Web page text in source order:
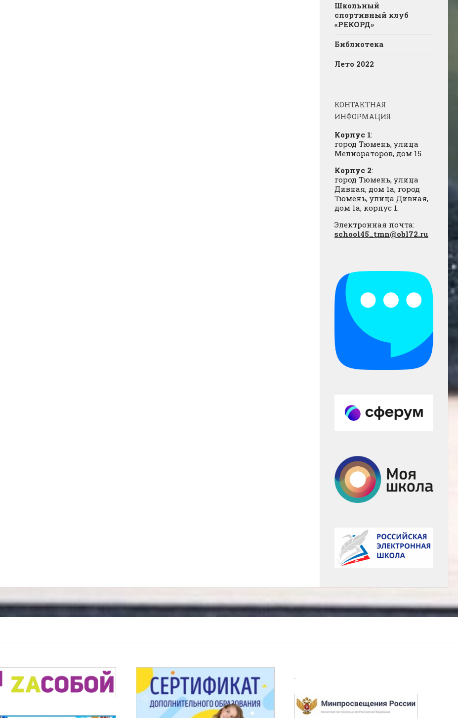
Школьный
спортивный клуб
«РЕКОРД»
Библиотека
Лето 2022
КОНТАКТНАЯ
ИНФОРМАЦИЯ
Корпус 1:
город Тюмень, улица
Мелиораторов, дом 15.
Корпус 2:
город Тюмень, улица
Дивная, дом 1а, город
Тюмень, улица Дивная,
дом 1а, корпус 1.
Электронная почта:
school45_tmn@obl72.ru